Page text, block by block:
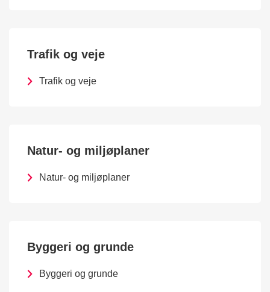
Trafik og veje
Trafik og veje
Natur- og miljøplaner
Natur- og miljøplaner
Byggeri og grunde
Byggeri og grunde